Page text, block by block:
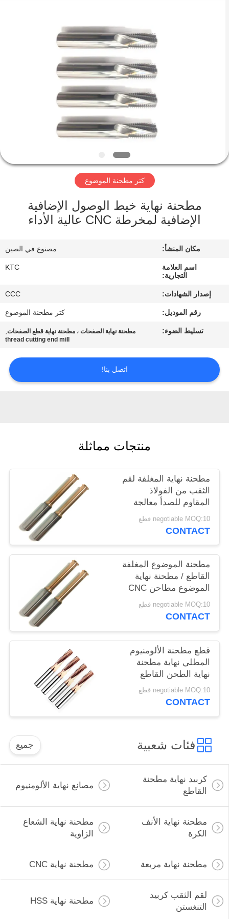
عنا
المعمل
مراقبة
الجودة
اطلب
اقتباس
POLICY
كتر مطحنة الموضوع
مطحنة نهاية خيط الوصول الإضافية
الإضافية لمخرطة CNC عالية الأداء
مكان المنشأ: مصنوع في الصين
اسم العلامة
التجارية:
KTC
إصدار الشهادات: CCC
رقم الموديل: كتر مطحنة الموضوع
تسليط الضوء: مطحنة نهاية الصفحات ، مطحنة نهاية قطع الصفحات,
thread cutting end mill
اتصل بنا!
منتجات مماثلة
مطحنة نهاية المغلفة لقم
الثقب من الفولاذ
المقاوم للصدأ معالجة
التيتانيوم
negotiable MOQ:10 قطع
CONTACT
مطحنة الموضوع المغلفة
القاطع / مطحنة نهاية
الموضوع مطاحن CNC
التصنيع
negotiable MOQ:10 قطع
CONTACT
قطع مطحنة الألومنيوم
المطلي نهاية مطحنة
نهاية الطحن القاطع
negotiable MOQ:10 قطع
CONTACT
فئات شعبية جميع
كربيد نهاية مطحنة
القاطع
مصانع نهاية الألومنيوم
مطحنة نهاية الأنف
الكرة
مطحنة نهاية الشعاع
الزاوية
مطحنة نهاية مربعة مطحنة نهاية CNC
لقم الثقب كربيد
التنغستن
مطحنة نهاية HSS